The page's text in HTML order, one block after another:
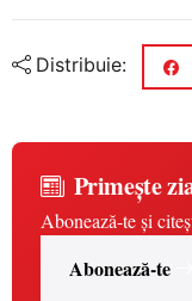
Distribuie:
Primește
Abonează-te și
Abonează-te